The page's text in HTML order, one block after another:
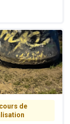
cours de